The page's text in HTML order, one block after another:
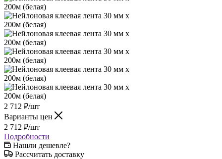
2 712 ₽/шт
Варианты цен
2 712 ₽/шт
Подробности
Нашли дешевле?
Рассчитать доставку